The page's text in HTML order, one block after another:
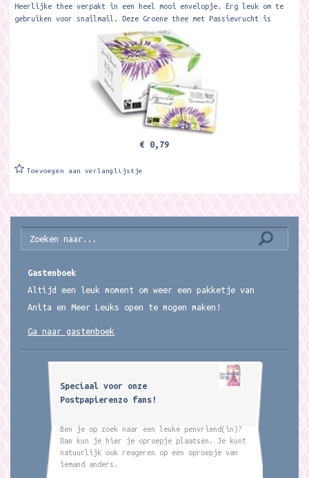
Heerlijke thee verpakt in een heel mooi envelopje. Erg leuk om te
gebruiken voor snailmail. Deze Groene thee met Passievrucht is
€ 0,79
Toevoegen aan verlanglijstje
Gastenboek
Altijd een leuk moment om weer een pakketje van
Anita en Meer Leuks open te mogen maken!
Ga naar gastenboek
Speciaal voor onze
Postpapierenzo fans!
Ben je op zoek naar een leuke penvriend(in)?
Dan kun je hier je oproepje plaatsen. Je kunt
natuurlijk ook reageren op een oproepje van
iemand anders.